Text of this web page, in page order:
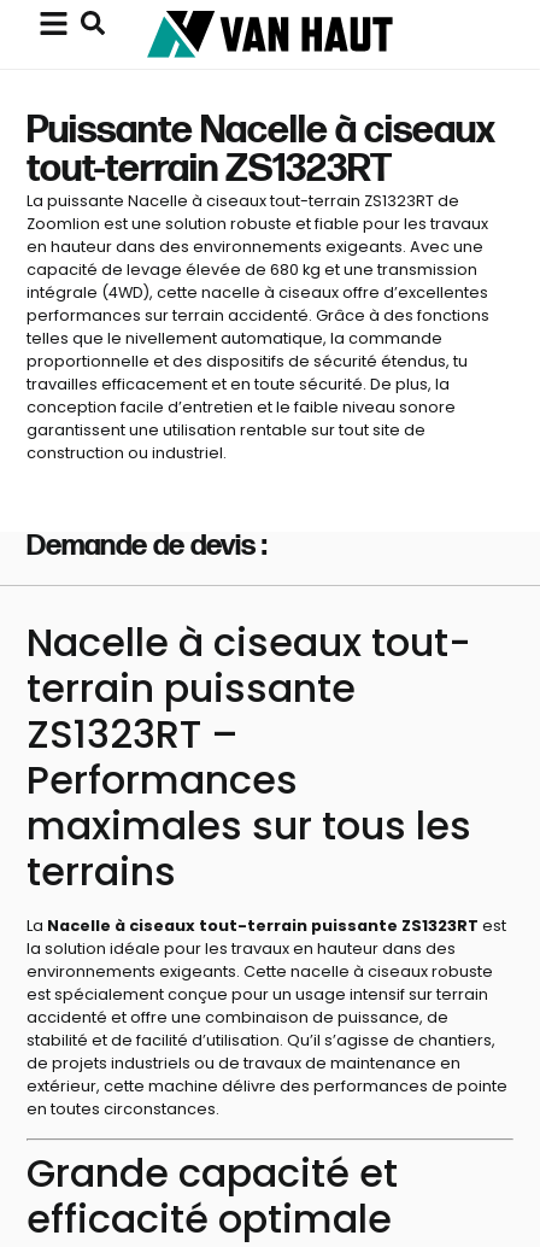
Puissante Nacelle à ciseaux
tout-terrain ZS1323RT
La puissante Nacelle à ciseaux tout-terrain ZS1323RT de
Zoomlion est une solution robuste et fiable pour les travaux
en hauteur dans des environnements exigeants. Avec une
capacité de levage élevée de 680 kg et une transmission
intégrale (4WD), cette nacelle à ciseaux offre d’excellentes
performances sur terrain accidenté. Grâce à des fonctions
telles que le nivellement automatique, la commande
proportionnelle et des dispositifs de sécurité étendus, tu
travailles efficacement et en toute sécurité. De plus, la
conception facile d’entretien et le faible niveau sonore
garantissent une utilisation rentable sur tout site de
construction ou industriel.
Demande de devis :
Nacelle à ciseaux tout-
terrain puissante
ZS1323RT –
Performances
maximales sur tous les
terrains
La Nacelle à ciseaux tout-terrain puissante ZS1323RT est
la solution idéale pour les travaux en hauteur dans des
environnements exigeants. Cette nacelle à ciseaux robuste
est spécialement conçue pour un usage intensif sur terrain
accidenté et offre une combinaison de puissance, de
stabilité et de facilité d’utilisation. Qu’il s’agisse de chantiers,
de projets industriels ou de travaux de maintenance en
extérieur, cette machine délivre des performances de pointe
en toutes circonstances.
Grande capacité et
efficacité optimale